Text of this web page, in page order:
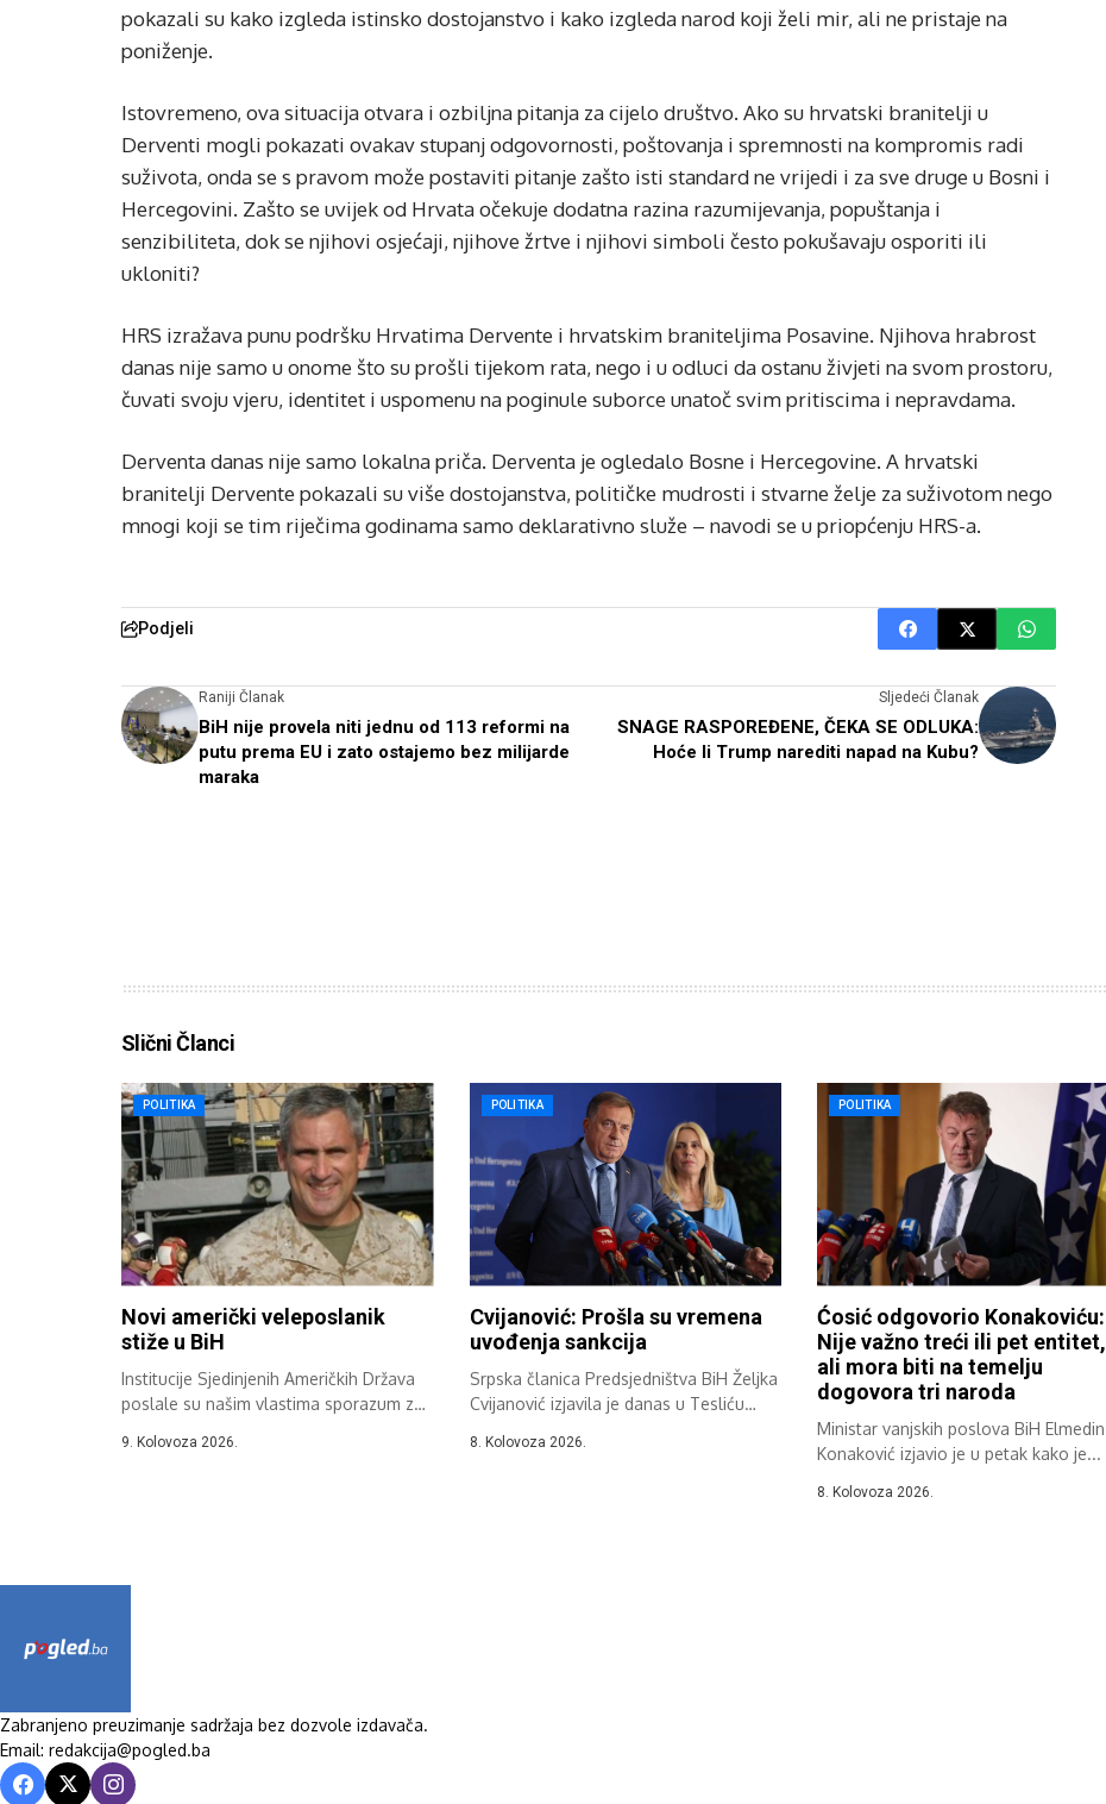
pokazali su kako izgleda istinsko dostojanstvo i kako izgleda narod koji želi mir, ali ne pristaje na
poniženje.
Istovremeno, ova situacija otvara i ozbiljna pitanja za cijelo društvo. Ako su hrvatski branitelji u
Derventi mogli pokazati ovakav stupanj odgovornosti, poštovanja i spremnosti na kompromis radi
suživota, onda se s pravom može postaviti pitanje zašto isti standard ne vrijedi i za sve druge u Bosni i
Hercegovini. Zašto se uvijek od Hrvata očekuje dodatna razina razumijevanja, popuštanja i
senzibiliteta, dok se njihovi osjećaji, njihove žrtve i njihovi simboli često pokušavaju osporiti ili
ukloniti?
HRS izražava punu podršku Hrvatima Dervente i hrvatskim braniteljima Posavine. Njihova hrabrost
danas nije samo u onome što su prošli tijekom rata, nego i u odluci da ostanu živjeti na svom prostoru,
čuvati svoju vjeru, identitet i uspomenu na poginule suborce unatoč svim pritiscima i nepravdama.
Derventa danas nije samo lokalna priča. Derventa je ogledalo Bosne i Hercegovine. A hrvatski
branitelji Dervente pokazali su više dostojanstva, političke mudrosti i stvarne želje za suživotom nego
mnogi koji se tim riječima godinama samo deklarativno služe – navodi se u priopćenju HRS-a.
Podjeli
Raniji Članak
BiH nije provela niti jednu od 113 reformi na
putu prema EU i zato ostajemo bez milijarde
maraka
Sljedeći Članak
SNAGE RASPOREĐENE, ČEKA SE ODLUKA:
Hoće li Trump narediti napad na Kubu?
Slični Članci
POLITIKA
Novi američki veleposlanik
stiže u BiH
Institucije Sjedinjenih Američkih Država
poslale su našim vlastima sporazum za
9. Kolovoza 2026.
POLITIKA
Cvijanović: Prošla su vremena
uvođenja sankcija
Srpska članica Predsjedništva BiH Željka
Cvijanović izjavila je danas u Tesliću
8. Kolovoza 2026.
POLITIKA
Ćosić odgovorio Konakoviću:
Nije važno treći ili pet entitet,
ali mora biti na temelju
dogovora tri naroda
Ministar vanjskih poslova BiH Elmedin
Konaković izjavio je u petak kako je...
8. Kolovoza 2026.
Zabranjeno preuzimanje sadržaja bez dozvole izdavača.
Email: redakcija@pogled.ba